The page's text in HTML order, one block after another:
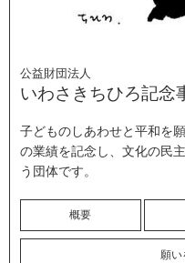
公益財団法人
いわさきちひろ記
子どものしあわせと平和を
の業績を記念し、文化の民
う団体です。
概要
願い